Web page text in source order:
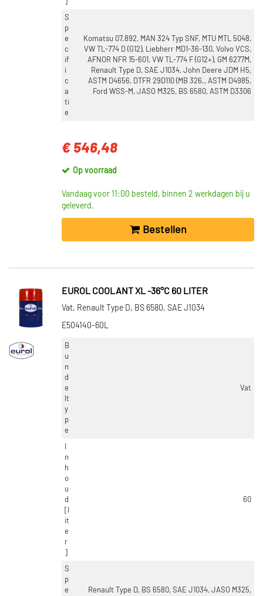
S
p
e
c
if
i
c
a
ti
e
Komatsu 07.892, MAN 324 Typ SNF, MTU MTL 5048,
VW TL-774 D (G12), Liebherr MD1-36-130, Volvo VCS,
AFNOR NFR 15-601, VW TL-774 F (G12+), GM 6277M,
Renault Type D, SAE J1034, John Deere JDM H5,
ASTM D4656, DTFR 29D110 (MB 326., ASTM D4985,
Ford WSS-M, JASO M325, BS 6580, ASTM D3306
€ 546,48
Op voorraad
Vandaag voor 11:00 besteld, binnen 2 werkdagen bij u
geleverd.
Bestellen
EUROL COOLANT XL -36°C 60 LITER
Vat, Renault Type D, BS 6580, SAE J1034
E504140-60L
B
u
n
d
e
lt
y
p
e
Vat
n
h
o
u
d
it
e
r
60
S
p
e
Renault Type D, BS 6580, SAE J1034, JASO M325,